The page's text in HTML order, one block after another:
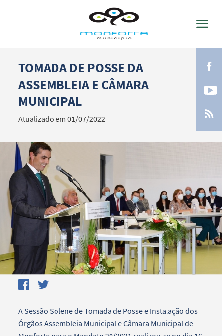
Termo de Pesquisa
Filtros
TOMADA DE POSSE DA
ASSEMBLEIA E CÂMARA
MUNICIPAL
Atualizado em 01/07/2022
A Sessão Solene de Tomada de Posse e Instalação dos
Órgãos Assembleia Municipal e Câmara Municipal de